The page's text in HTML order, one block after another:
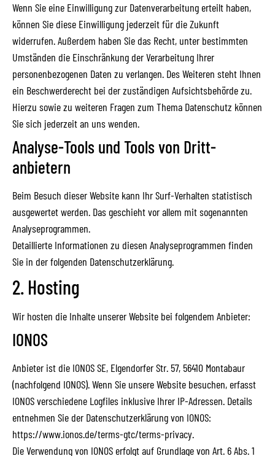
Wenn Sie eine Einwilligung zur Datenverarbeitung erteilt haben,
können Sie diese Einwilligung jederzeit für die Zukunft
widerrufen. Außerdem haben Sie das Recht, unter bestimmten
Umständen die Einschränkung der Verarbeitung Ihrer
personenbezogenen Daten zu verlangen. Des Weiteren steht Ihnen
ein Beschwerderecht bei der zuständigen Aufsichtsbehörde zu.
Hierzu sowie zu weiteren Fragen zum Thema Datenschutz können
Sie sich jederzeit an uns wenden.
Analyse-Tools und Tools von Dritt­
anbietern
Beim Besuch dieser Website kann Ihr Surf-Verhalten statistisch
ausgewertet werden. Das geschieht vor allem mit sogenannten
Analyseprogrammen.
Detaillierte Informationen zu diesen Analyseprogrammen finden
Sie in der folgenden Datenschutzerklärung.
2. Hosting
Wir hosten die Inhalte unserer Website bei folgendem Anbieter:
IONOS
Anbieter ist die IONOS SE, Elgendorfer Str. 57, 56410 Montabaur
(nachfolgend IONOS). Wenn Sie unsere Website besuchen, erfasst
IONOS verschiedene Logfiles inklusive Ihrer IP-Adressen. Details
entnehmen Sie der Datenschutzerklärung von IONOS:
https://www.ionos.de/terms-gtc/terms-privacy.
Die Verwendung von IONOS erfolgt auf Grundlage von Art. 6 Abs. 1